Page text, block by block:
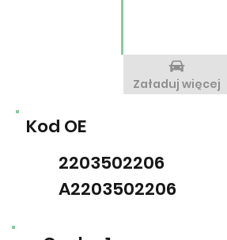
Kod OE
2203502206
A2203502206
Załaduj więcej